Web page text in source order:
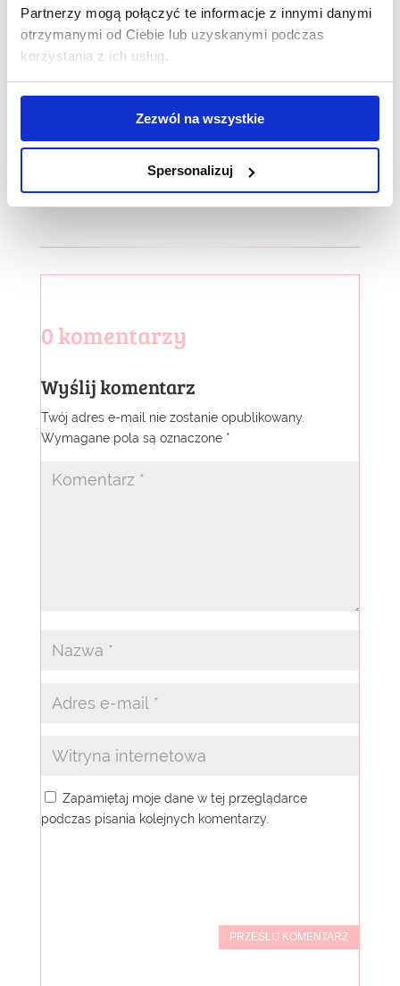
Partnerzy mogą połączyć te informacje z innymi danymi
otrzymanymi od Ciebie lub uzyskanymi podczas
korzystania z ich usług.
Zezwól na wszystkie
Spersonalizuj
0 komentarzy
Wyślij komentarz
Twój adres e-mail nie zostanie opublikowany.
Wymagane pola są oznaczone *
Zapamiętaj moje dane w tej przeglądarce
podczas pisania kolejnych komentarzy.
PRZEŚLIJ KOMENTARZ